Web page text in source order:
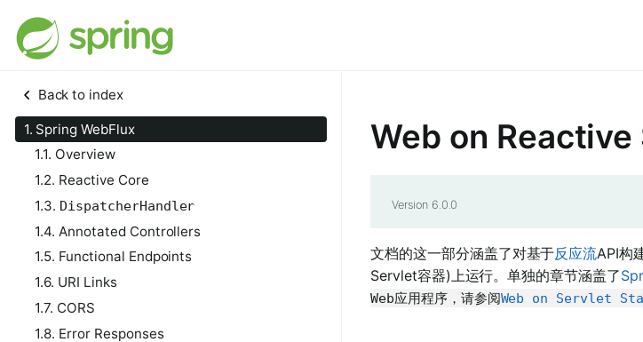
Web on Reactive
Version 6.0.0
Back to index
1. Spring WebFlux
1.1. Overview
1.2. Reactive Core
1.3. DispatcherHandler
1.4. Annotated Controllers
1.5. Functional Endpoints
1.6. URI Links
1.7. CORS
1.8. Error Responses
文档的这一部分涵盖了对基于反应流API构
Servlet容器)上运行。单独的章节涵盖了
Web应用程序，请参阅Web on Servlet